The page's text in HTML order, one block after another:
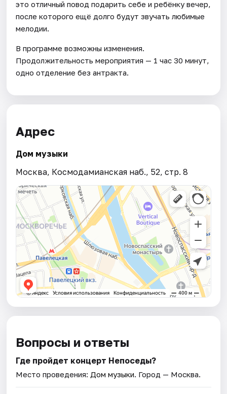
это отличный повод подарить себе и ребёнку вечер,
после которого ещё долго будут звучать любимые
мелодии.
В программе возможны изменения.
Продолжительность мероприятия — 1 час 30 минут,
одно отделение без антракта.
Адрес
Дом музыки
Москва, Космодамианская наб., 52, стр. 8
Вопросы и ответы
Где пройдет концерт Непоседы?
Место проведения: Дом музыки. Город — Москва.